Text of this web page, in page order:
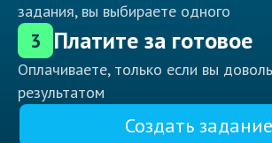
задания, вы выбираете одного
3 Платите за готовое
Оплачиваете, только если вы
результатом
Создать задание